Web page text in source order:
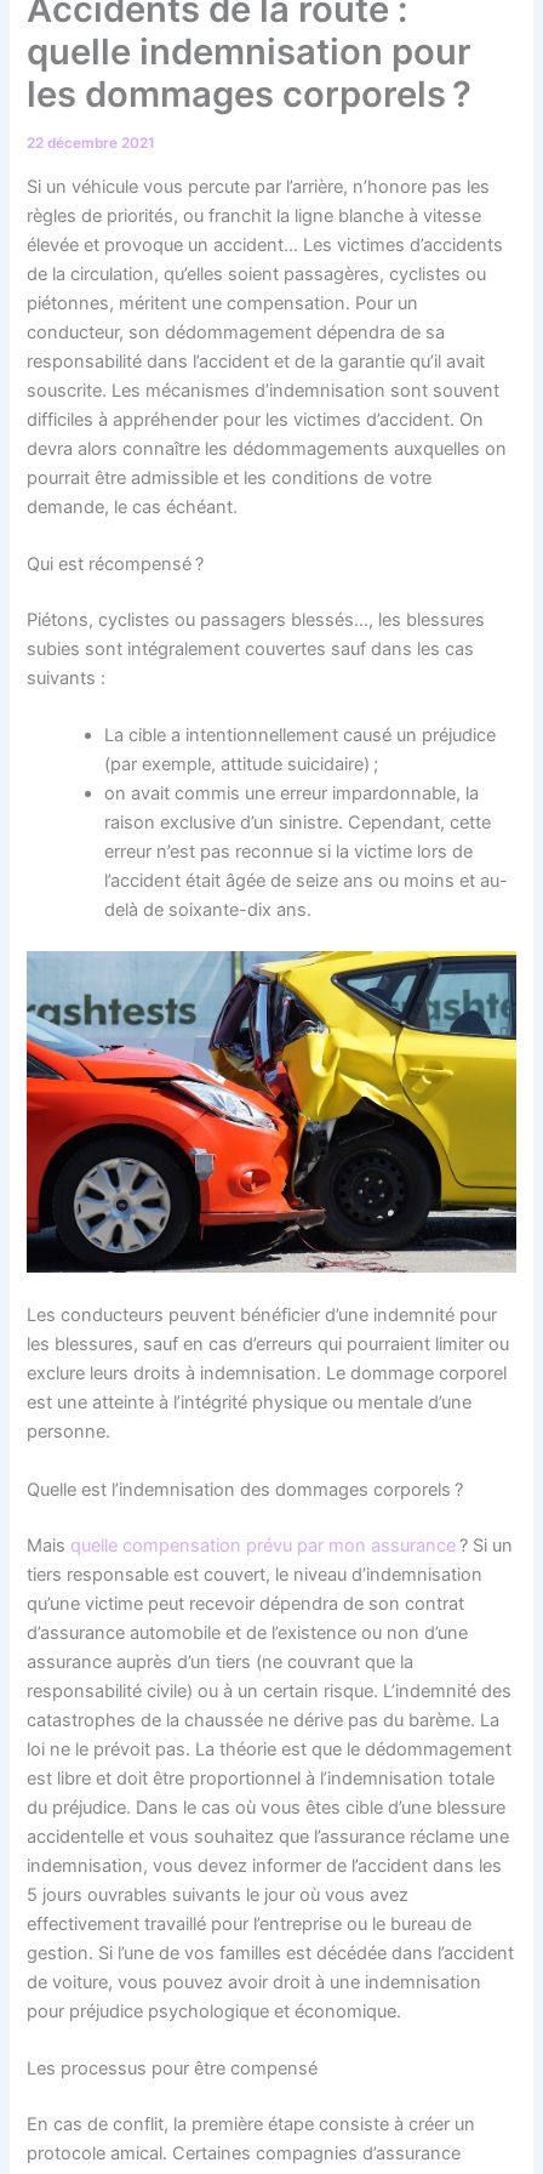
Accidents de la route :
quelle indemnisation pour
les dommages corporels ?
22 décembre 2021
Si un véhicule vous percute par l’arrière, n’honore pas les
règles de priorités, ou franchit la ligne blanche à vitesse
élevée et provoque un accident… Les victimes d’accidents
de la circulation, qu’elles soient passagères, cyclistes ou
piétonnes, méritent une compensation. Pour un
conducteur, son dédommagement dépendra de sa
responsabilité dans l’accident et de la garantie qu’il avait
souscrite. Les mécanismes d’indemnisation sont souvent
difficiles à appréhender pour les victimes d’accident. On
devra alors connaître les dédommagements auxquelles on
pourrait être admissible et les conditions de votre
demande, le cas échéant.
Qui est récompensé ?
Piétons, cyclistes ou passagers blessés…, les blessures
subies sont intégralement couvertes sauf dans les cas
suivants :
La cible a intentionnellement causé un préjudice
(par exemple, attitude suicidaire) ;
on avait commis une erreur impardonnable, la
raison exclusive d’un sinistre. Cependant, cette
erreur n’est pas reconnue si la victime lors de
l’accident était âgée de seize ans ou moins et au-
delà de soixante-dix ans.
Les conducteurs peuvent bénéficier d’une indemnité pour
les blessures, sauf en cas d’erreurs qui pourraient limiter ou
exclure leurs droits à indemnisation. Le dommage corporel
est une atteinte à l’intégrité physique ou mentale d’une
personne.
Quelle est l’indemnisation des dommages corporels ?
Mais quelle compensation prévu par mon assurance? Si un
tiers responsable est couvert, le niveau d’indemnisation
qu’une victime peut recevoir dépendra de son contrat
d’assurance automobile et de l’existence ou non d’une
assurance auprès d’un tiers (ne couvrant que la
responsabilité civile) ou à un certain risque. L’indemnité des
catastrophes de la chaussée ne dérive pas du barème. La
loi ne le prévoit pas. La théorie est que le dédommagement
est libre et doit être proportionnel à l’indemnisation totale
du préjudice. Dans le cas où vous êtes cible d’une blessure
accidentelle et vous souhaitez que l’assurance réclame une
indemnisation, vous devez informer de l’accident dans les
5 jours ouvrables suivants le jour où vous avez
effectivement travaillé pour l’entreprise ou le bureau de
gestion. Si l’une de vos familles est décédée dans l’accident
de voiture, vous pouvez avoir droit à une indemnisation
pour préjudice psychologique et économique.
Les processus pour être compensé
En cas de conflit, la première étape consiste à créer un
protocole amical. Certaines compagnies d’assurance